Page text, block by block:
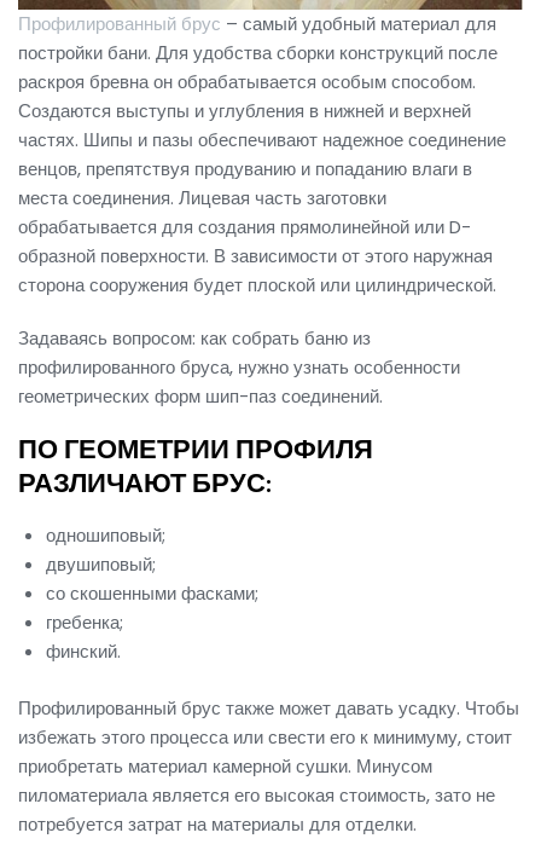
Профилированный брус – самый удобный материал для
постройки бани. Для удобства сборки конструкций после
раскроя бревна он обрабатывается особым способом.
Создаются выступы и углубления в нижней и верхней
частях. Шипы и пазы обеспечивают надежное соединение
венцов, препятствуя продуванию и попаданию влаги в
места соединения. Лицевая часть заготовки
обрабатывается для создания прямолинейной или D-
образной поверхности. В зависимости от этого наружная
сторона сооружения будет плоской или цилиндрической.
Задаваясь вопросом: как собрать баню из
профилированного бруса, нужно узнать особенности
геометрических форм шип-паз соединений.
ПО ГЕОМЕТРИИ ПРОФИЛЯ
РАЗЛИЧАЮТ БРУС:
одношиповый;
двушиповый;
со скошенными фасками;
гребенка;
финский.
Профилированный брус также может давать усадку. Чтобы
избежать этого процесса или свести его к минимуму, стоит
приобретать материал камерной сушки. Минусом
пиломатериала является его высокая стоимость, зато не
потребуется затрат на материалы для отделки.